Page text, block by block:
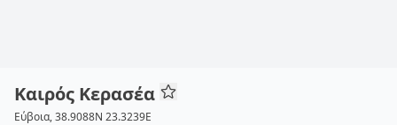
Καιρός Κερασέα
Εύβοια, 38.9088N 23.3239E